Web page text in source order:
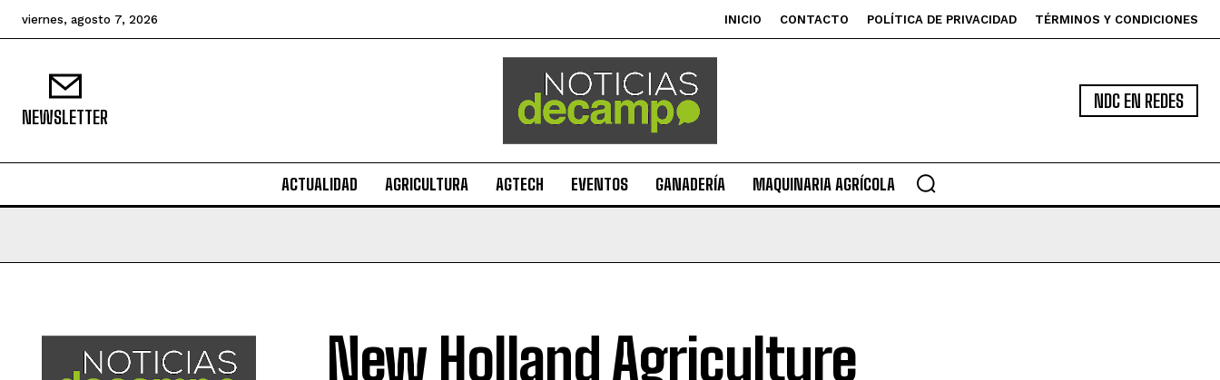
viernes, agosto 7, 2026 INICIO CONTACTO POLÍTICA DE PRIVACIDAD TÉRMINOS Y CONDICIONES
NEWSLETTER
NDC EN REDES
ACTUALIDAD AGRICULTURA AGTECH EVENTOS GANADERÍA MAQUINARIA AGRÍCOLA
New Holland Agriculture